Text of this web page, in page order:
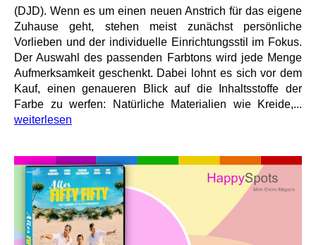
(DJD). Wenn es um einen neuen Anstrich für das eigene
Zuhause geht, stehen meist zunächst persönliche
Vorlieben und der individuelle Einrichtungsstil im Fokus.
Der Auswahl des passenden Farbtons wird jede Menge
Aufmerksamkeit geschenkt. Dabei lohnt es sich vor dem
Kauf, einen genaueren Blick auf die Inhaltsstoffe der
Farbe zu werfen: Natürliche Materialien wie Kreide,...
weiterlesen